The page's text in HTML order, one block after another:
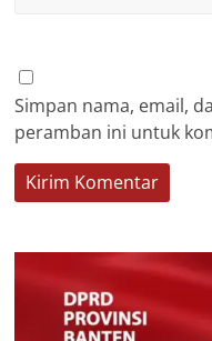
Simpan nama, email,
peramban ini untuk